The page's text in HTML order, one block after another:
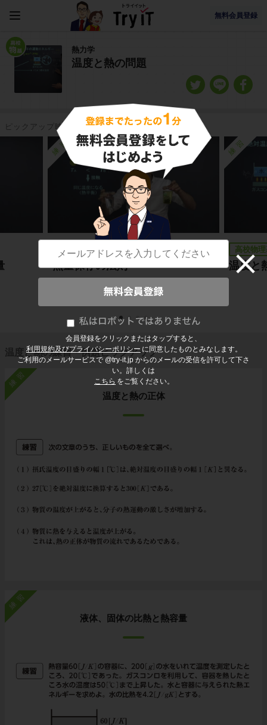
無料会員登録
会員登録をクリックまたはタップすると、
利用規約及びプライバシーポリシー に同意したものとみなします。
ご利用のメールサービスで @try-it.jp からのメールの受信を許可して下さ
い。詳しくは
こちら をご覧ください。
熱力学
温度と熱の問題
ピックアップ映像授業
練習
熱量保存の法則
高校物理基礎
練習
温度と
高校物
温度と熱の練習・例題ピックアップ
練習
温度と熱の正体
練習
液体、固体の比熱と熱容量